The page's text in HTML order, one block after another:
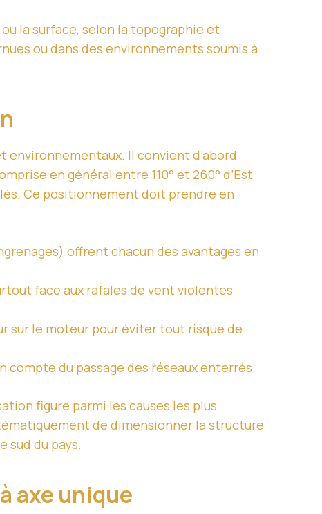
la surface, selon la topographie et
ou dans des environnements soumis à
Il convient d’abord
en général entre 110° et 260° d’Est
Ce positionnement doit prendre en
offrent chacun des avantages en
face aux rafales de vent violentes
sur le moteur pour éviter tout risque de
du passage des réseaux enterrés.
figure parmi les causes les plus
de dimensionner la structure
sud du pays.
axe unique